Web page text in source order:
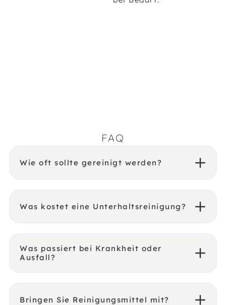
FAQ
Wie oft sollte gereinigt werden?
Was kostet eine Unterhaltsreinigung?
Was passiert bei Krankheit oder
Ausfall?
Bringen Sie Reinigungsmittel mit?